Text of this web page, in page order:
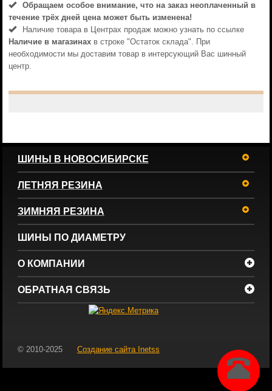
Обращаем особое внимание, что на заказ неоплаченный в
течениe трёх дней цена может быть изменена!
Наличие товара в Центрах продаж можно узнать по ссылке
Наличие в магазинахв строке "Остаток склада". При
необходимости мы доставим товар в интерсующий Вас шинный
центр.
ШИНЫ В НОВОСИБИРСКЕ
ЛЕТНЯЯ РЕЗИНА
ЗИМНЯЯ РЕЗИНА
ШИНЫ ПО ДИАМЕТРУ
О КОМПАНИИ
ОБРАТНАЯ СВЯЗЬ
© 2010-2025 Создание сайта Inetss